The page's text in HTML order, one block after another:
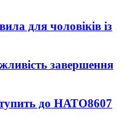
для чоловіків із
завершення
до НАТО8607